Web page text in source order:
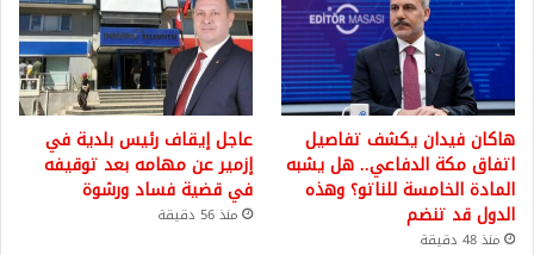
هاكان فيدان يكشف تفاصيل
اتفاق مكة الدفاعي.. هل يشبه
المادة الخامسة للناتو؟ وهذه
الدول قد تنضم
منذ 48 دقيقة
عاجل إيقاف رئيس بلدية في
إزمير عن مهامه بعد توقيفه
في قضية فساد ورشوة
منذ 56 دقيقة